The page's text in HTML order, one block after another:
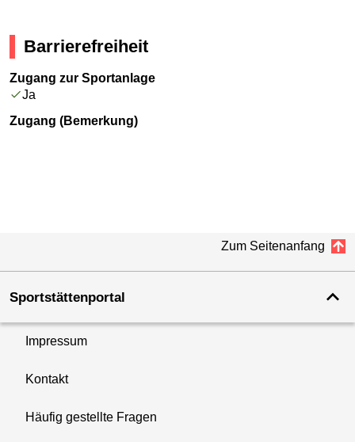
Barrierefreiheit
Zugang zur Sportanlage
Ja
Zugang (Bemerkung)
Zum Seitenanfang
Sportstättenportal
Impressum
Kontakt
Häufig gestellte Fragen